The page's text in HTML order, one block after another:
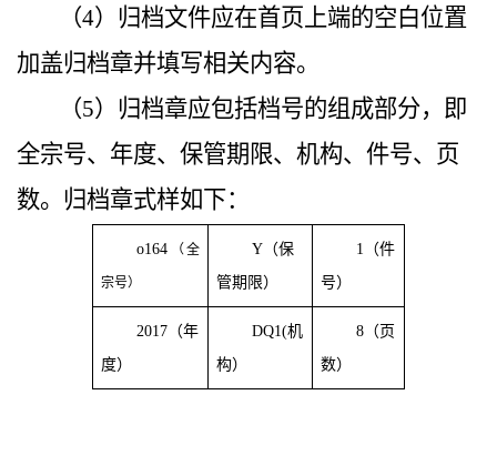
（4）归档文件应在首页上端的空白位置
加盖归档章并填写相关内容。
（5）归档章应包括档号的组成部分，即
全宗号、年度、保管期限、机构、件号、页
数。归档章式样如下：
o164 （全
宗号）
Y（保
管期限）
1（件
号）
2017（年
度）
DQ1(机
构）
8（页
数）